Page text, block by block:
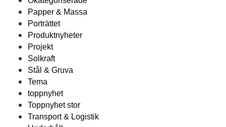
Papper & Massa
Porträttet
Produktnyheter
Projekt
Solkraft
Stål & Gruva
Tema
toppnyhet
Toppnyhet stor
Transport & Logistik